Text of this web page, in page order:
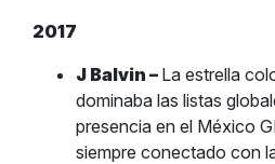
2017
J Balvin – La estrella
dominaba las listas
presencia en el México
siempre conectado con